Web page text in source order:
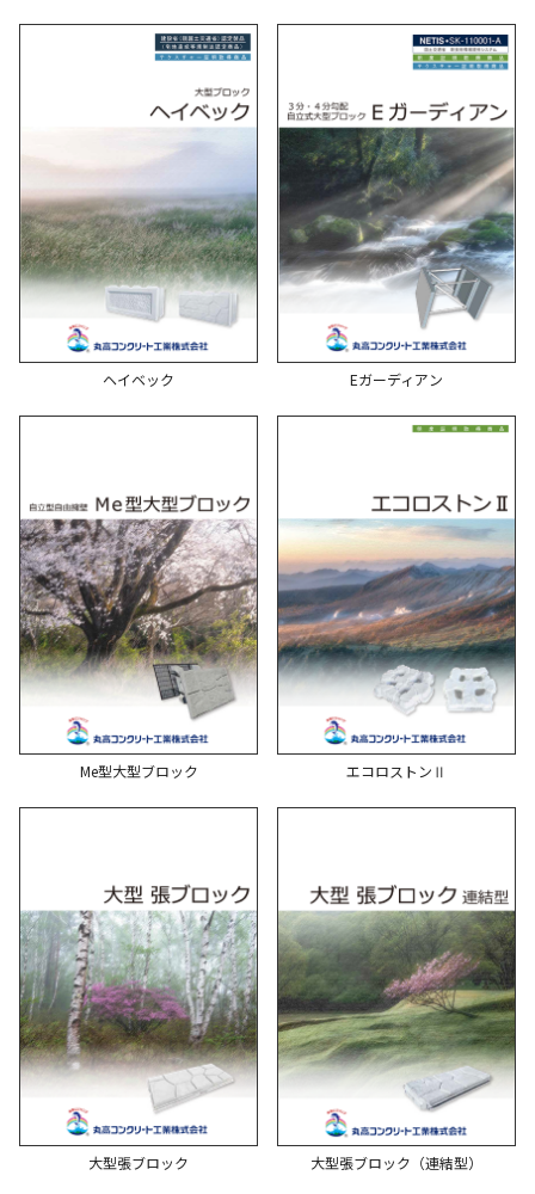
ヘイベック Eガーディアン
Me型大型ブロック エコロストンⅡ
大型張ブロック 大型張ブロック（連結型）